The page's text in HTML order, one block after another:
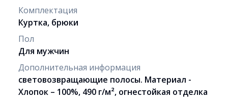
Комплектация
Куртка, брюки
Пол
Для мужчин
Дополнительная информация
световозвращающие полосы. Материал -
Хлопок – 100%, 490 г/м², огнестойкая отделка